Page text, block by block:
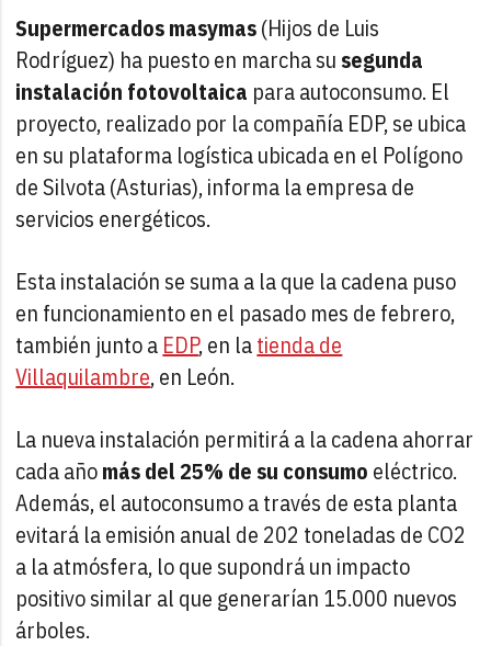
Supermercados masymas(Hijos de Luis
Rodríguez) ha puesto en marcha su segunda
instalación fotovoltaica para autoconsumo. El
proyecto, realizado por la compañía EDP, se ubica
en su plataforma logística ubicada en el Polígono
de Silvota (Asturias), informa la empresa de
servicios energéticos.
Esta instalación se suma a la que la cadena puso
en funcionamiento en el pasado mes de febrero,
también junto a EDP, en latienda de
Villaquilambre, en León.
La nueva instalación permitirá a la cadena ahorrar
cada añomás del 25% de su consumo eléctrico.
Además, el autoconsumo a través de esta planta
evitará la emisión anual de 202 toneladas de CO2
a la atmósfera, lo que supondrá un impacto
positivo similar al que generarían 15.000 nuevos
árboles.